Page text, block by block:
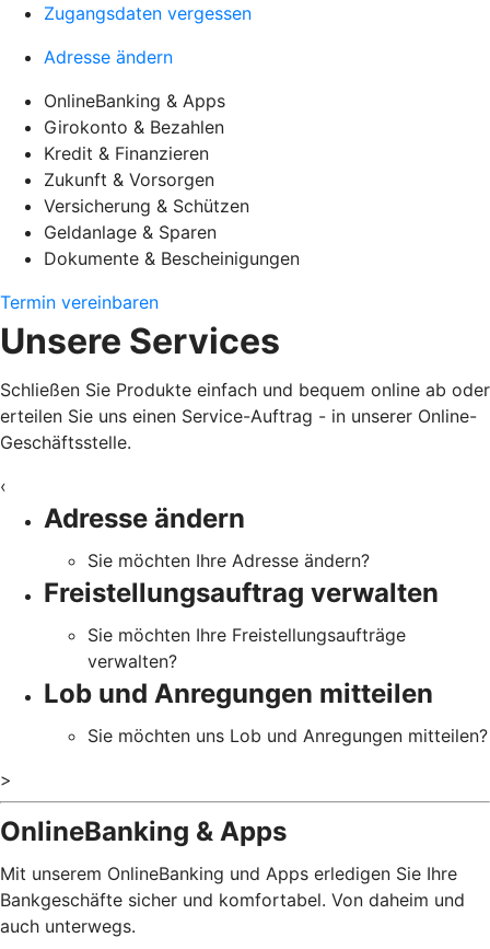
Zugangsdaten vergessen
Adresse ändern
OnlineBanking & Apps
Girokonto & Bezahlen
Kredit & Finanzieren
Zukunft & Vorsorgen
Versicherung & Schützen
Geldanlage & Sparen
Dokumente & Bescheinigungen
Termin vereinbaren
Unsere Services
Schließen Sie Produkte einfach und bequem online ab oder
erteilen Sie uns einen Service-Auftrag - in unserer Online-
Geschäftsstelle.
‹
Adresse ändern
Sie möchten Ihre Adresse ändern?
Freistellungsauftrag verwalten
Sie möchten Ihre Freistellungsaufträge
verwalten?
Lob und Anregungen mitteilen
Sie möchten uns Lob und Anregungen mitteilen?
>
OnlineBanking & Apps
Mit unserem OnlineBanking und Apps erledigen Sie Ihre
Bankgeschäfte sicher und komfortabel. Von daheim und
auch unterwegs.